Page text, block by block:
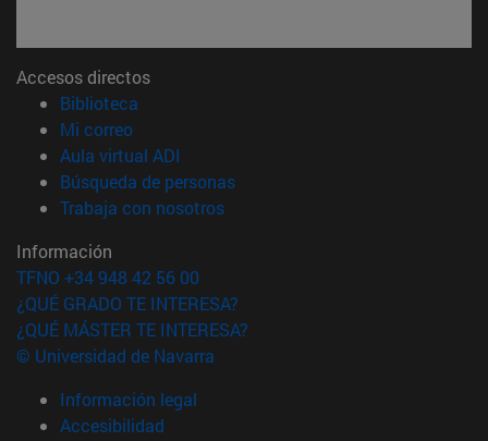
Accesos directos
Biblioteca
Mi correo(abre en nueva ventana)
Aula virtual ADI
Búsqueda de personas(abre en nueva ventana)
Trabaja con nosotros(abre en nueva ventana)
Información
TFNO +34 948 42 56 00
¿QUÉ GRADO TE INTERESA?
¿QUÉ MÁSTER TE INTERESA?
© Universidad de Navarra
Información legal
Accesibilidad